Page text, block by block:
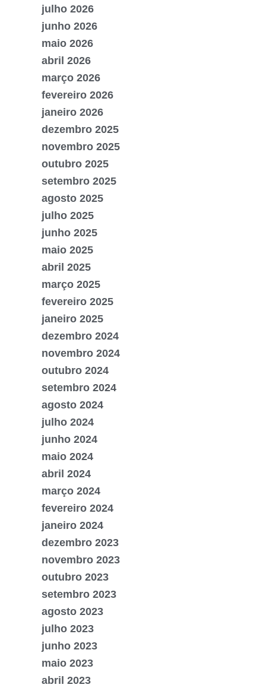
julho 2026
junho 2026
maio 2026
abril 2026
março 2026
fevereiro 2026
janeiro 2026
dezembro 2025
novembro 2025
outubro 2025
setembro 2025
agosto 2025
julho 2025
junho 2025
maio 2025
abril 2025
março 2025
fevereiro 2025
janeiro 2025
dezembro 2024
novembro 2024
outubro 2024
setembro 2024
agosto 2024
julho 2024
junho 2024
maio 2024
abril 2024
março 2024
fevereiro 2024
janeiro 2024
dezembro 2023
novembro 2023
outubro 2023
setembro 2023
agosto 2023
julho 2023
junho 2023
maio 2023
abril 2023